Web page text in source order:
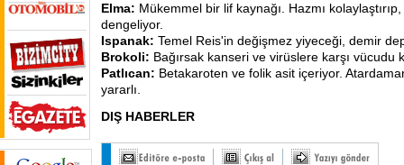
Elma: Mükemmel bir lif kaynağı. Hazmı
dengeliyor.
Ispanak: Temel Reis'in değişmez yiyeceği, demir
Brokoli: Bağırsak kanseri ve virüslere karşı vücudu
Patlıcan: Betakaroten ve folik asit içeriyor.
yararlı.
DIŞ HABERLER